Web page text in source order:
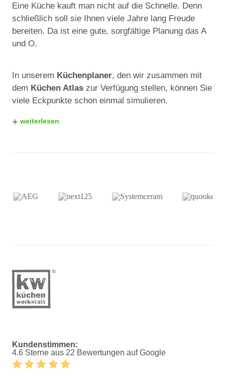
Eine Küche kauft man nicht auf die Schnelle. Denn
schließlich soll sie Ihnen viele Jahre lang Freude
bereiten. Da ist eine gute, sorgfältige Planung das A
und O.
In unserem Küchenplaner, den wir zusammen mit
dem Küchen Atlas zur Verfügung stellen, können Sie
viele Eckpunkte schon einmal simulieren.
+ weiterlesen
Kundenstimmen:
4.6 Sterne aus 22 Bewertungen auf Google